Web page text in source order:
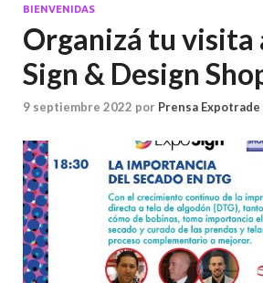
BIENVENIDAS
Organizá tu visita
Sign & Design
9 septiembre 2022 por Prensa Expotrade